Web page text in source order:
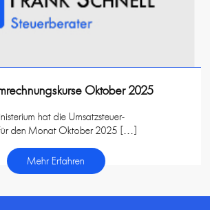
Oktober 2025
hat die Umsatzsteuer-
für den Monat Oktober 2025 […]
Mehr Erfahren